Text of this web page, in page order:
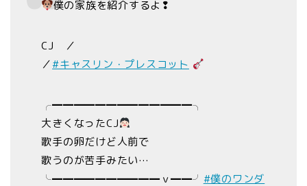
僕の家族を紹介するよ❢
CJ ／
／#キャスリン・プレスコット
╭━━━━━━━━━━━━━╮
大きくなったCJ
歌手の卵だけど人前で
歌うのが苦手みたい…
╰━━━━━━━━━━ｖ━━╯ #僕のワンダ